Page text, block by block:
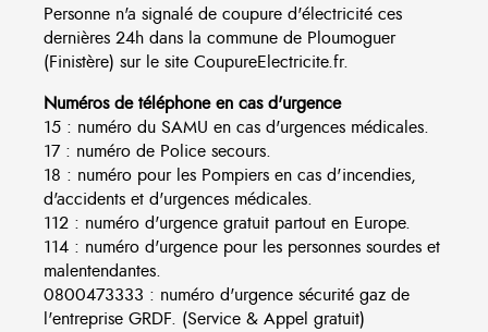
Personne n'a signalé de coupure d'électricité ces
dernières 24h dans la commune de Ploumoguer
(Finistère) sur le site CoupureElectricite.fr.
Numéros de téléphone en cas d'urgence
15 : numéro du SAMU en cas d'urgences médicales.
17 : numéro de Police secours.
18 : numéro pour les Pompiers en cas d'incendies,
d'accidents et d'urgences médicales.
112 : numéro d'urgence gratuit partout en Europe.
114 : numéro d'urgence pour les personnes sourdes et
malentendantes.
0800473333 : numéro d'urgence sécurité gaz de
l'entreprise GRDF. (Service & Appel gratuit)